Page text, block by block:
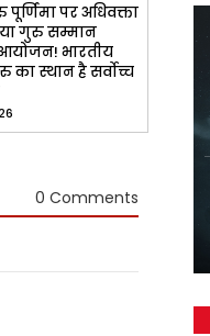
पूर्णिमा पर अधिवक्ता
गुरु सम्मान
भारतीय
स्थान है सर्वोच्च
0 Comments